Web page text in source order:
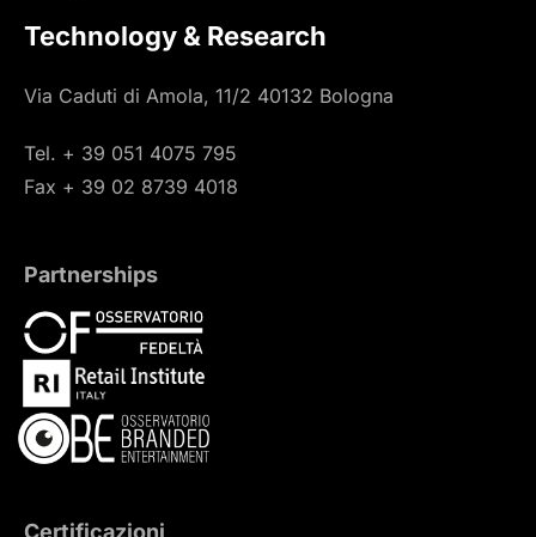
Technology & Research
Via Caduti di Amola, 11/2 40132 Bologna
Tel. + 39 051 4075 795
Fax + 39 02 8739 4018
Partnerships
Certificazioni